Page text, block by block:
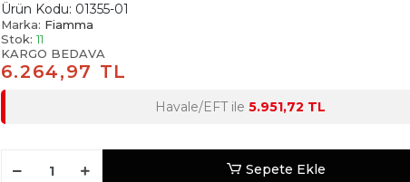
Ürün Kodu: 01355-01
Marka: Fiamma
Stok: 11
KARGO BEDAVA
6.264,97 TL
Havale/EFT ile 5.951,72 TL
Sepete Ekle